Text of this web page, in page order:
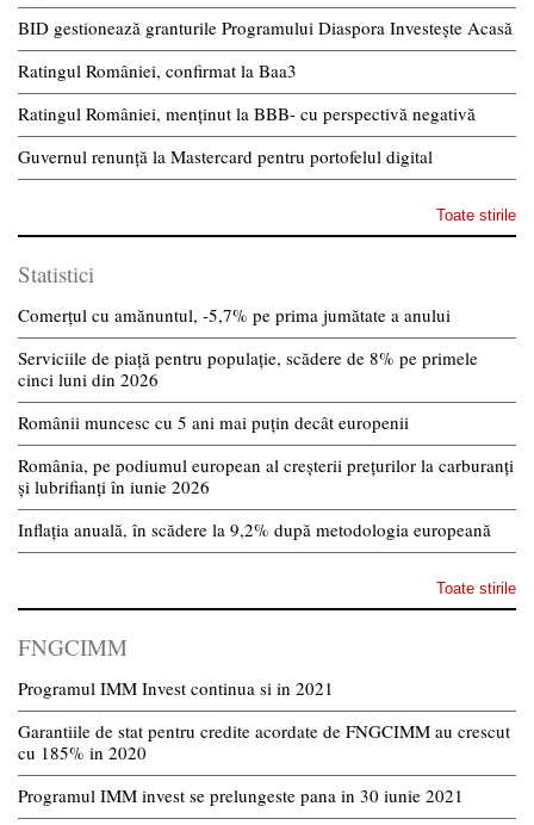
BID gestionează granturile Programului Diaspora Investește Acasă
Ratingul României, confirmat la Baa3
Ratingul României, menținut la BBB- cu perspectivă negativă
Guvernul renunță la Mastercard pentru portofelul digital
Toate stirile
Statistici
Comerțul cu amănuntul, -5,7% pe prima jumătate a anului
Serviciile de piață pentru populație, scădere de 8% pe primele
cinci luni din 2026
Românii muncesc cu 5 ani mai puțin decât europenii
România, pe podiumul european al creșterii prețurilor la carburanți
și lubrifianți în iunie 2026
Inflația anuală, în scădere la 9,2% după metodologia europeană
Toate stirile
FNGCIMM
Programul IMM Invest continua si in 2021
Garantiile de stat pentru credite acordate de FNGCIMM au crescut
cu 185% in 2020
Programul IMM invest se prelungeste pana in 30 iunie 2021